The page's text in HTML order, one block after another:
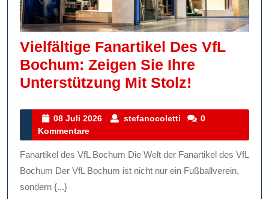
Vielfältige Fanartikel Des VfL
Bochum: Zeigen Sie Ihre
Unterstützung Mit Stolz!
Des
Bochum:
Zeigen
08 Juli 2026
08
2026
stefanocoletti stefanocoletti
0
Kommentare
Fanartikel des VfL Bochum Die Welt der Fanartikel des VfL
Bochum Der VfL Bochum ist nicht nur ein Fußballverein,
sondern {...}